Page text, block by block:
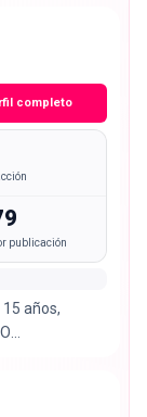
completo
publicación
años,